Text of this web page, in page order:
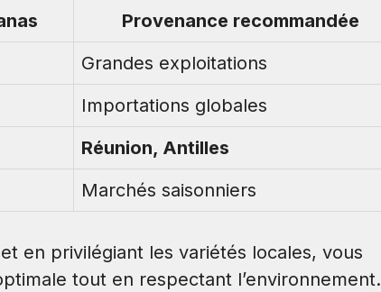
Provenance recommandée
Grandes exploitations
Importations globales
Réunion, Antilles
Marchés saisonniers
en privilégiant les variétés locales, vous
tout en respectant l’environnement.